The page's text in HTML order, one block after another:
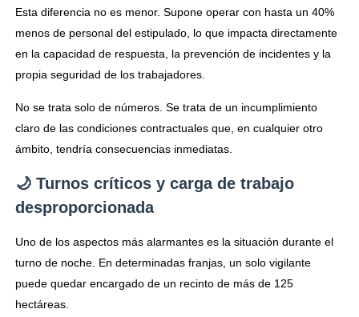
Esta diferencia no es menor. Supone operar con hasta un 40%
menos de personal del estipulado, lo que impacta directamente
en la capacidad de respuesta, la prevención de incidentes y la
propia seguridad de los trabajadores.
No se trata solo de números. Se trata de un incumplimiento
claro de las condiciones contractuales que, en cualquier otro
ámbito, tendría consecuencias inmediatas.
🌙 Turnos críticos y carga de trabajo
desproporcionada
Uno de los aspectos más alarmantes es la situación durante el
turno de noche. En determinadas franjas, un solo vigilante
puede quedar encargado de un recinto de más de 125
hectáreas.